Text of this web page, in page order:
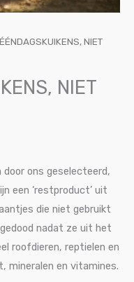
NIET
NIET
ons geselecteerd,
een ‘restproduct’ uit
die niet gebruikt
nadat ze uit het
roofdieren, reptielen en
mineralen en vitamines.